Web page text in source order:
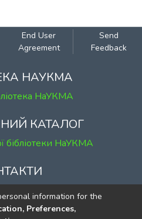
End User
Agreement
Send
Feedback
НАУКМА
НаУКМА
КАТАЛОГ
бібліотеки НаУКМА
Сковороди, 2
к. 120
information for the
Preferences,